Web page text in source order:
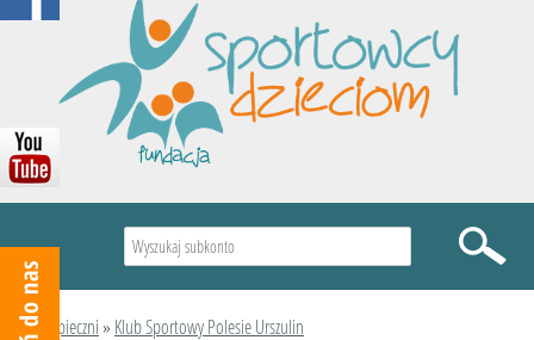
Podopieczni» Klub Sportowy Polesie Urszulin